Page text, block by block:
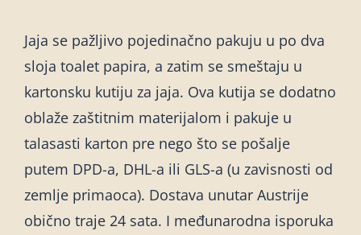
Jaja se pažljivo pojedinačno pakuju u po dva
sloja toalet papira, a zatim se smeštaju u
kartonsku kutiju za jaja. Ova kutija se dodatno
oblaže zaštitnim materijalom i pakuje u
talasasti karton pre nego što se pošalje
putem DPD-a, DHL-a ili GLS-a (u zavisnosti od
zemlje primaoca). Dostava unutar Austrije
obično traje 24 sata. I međunarodna isporuka